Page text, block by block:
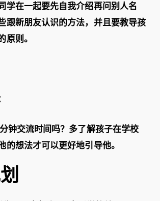
学在一起要先自我介绍再问别人名
跟新朋友认识的方法，并且要教导孩
原则。
钟交流时间吗？多了解孩子在学校
的想法才可以更好地引导他。